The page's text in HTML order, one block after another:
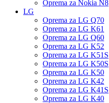
Oprema za Nokia N8
LG
Oprema za LG Q70
Oprema za LG K61
Oprema za LG Q60
Oprema za LG K52
Oprema za LG K51S
Oprema za LG K50S
Oprema za LG K50
Oprema za LG K42
Oprema za LG K41S
Oprema za LG K40